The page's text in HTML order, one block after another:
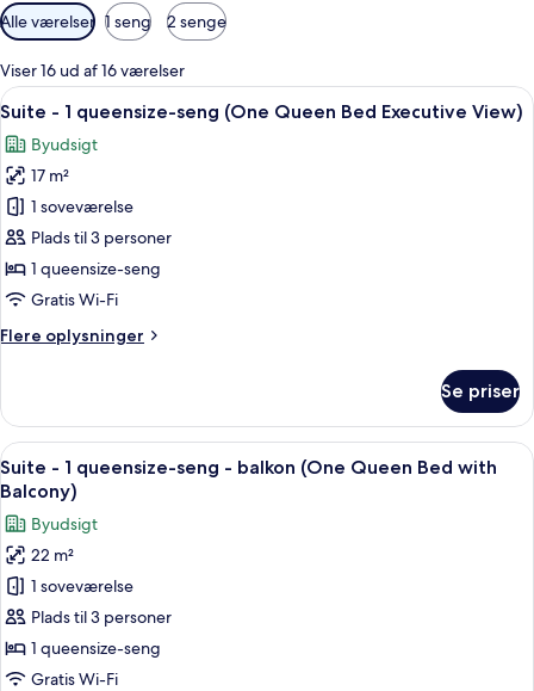
Tilgængelige
filtre
for
værelser
Alle værelser 1 seng 2 senge
Viser 16 ud af 16 værelser
Indlæs
alle
billeder
af
Suite
-
1
queensize-
(One
Executive
View)
Et hotelværelse med seng,
3
Suite - 1 queensize-seng (One Queen Bed Executive View)
Byudsigt
17 m²
1 soveværelse
Plads til 3 personer
1 queensize-seng
Gratis Wi-Fi
Flere oplysninger
Flere
-
queensize-
seng
Queen
Bed
Executive
View)
Se priser
Indlæs
alle
billeder
af
Suite
-
1
queensize-
seng
Et hotelværelse med seng,
2
Suite - 1 queensize-seng - balkon (One Queen Bed with
Balcony)
Byudsigt
22 m²
1 soveværelse
Plads til 3 personer
1 queensize-seng
Gratis Wi-Fi